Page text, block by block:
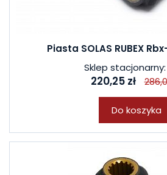
Piasta SOLAS RUBEX
Sklep stacjonarny:
220,25 zł
Do koszyka